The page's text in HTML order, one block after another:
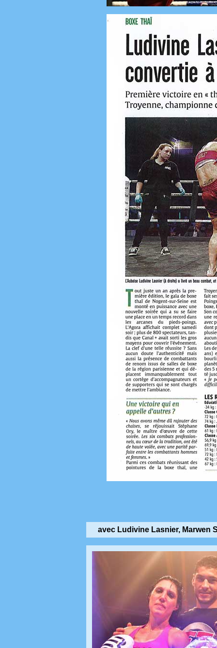
avec Ludivine Lasnier, Marwen